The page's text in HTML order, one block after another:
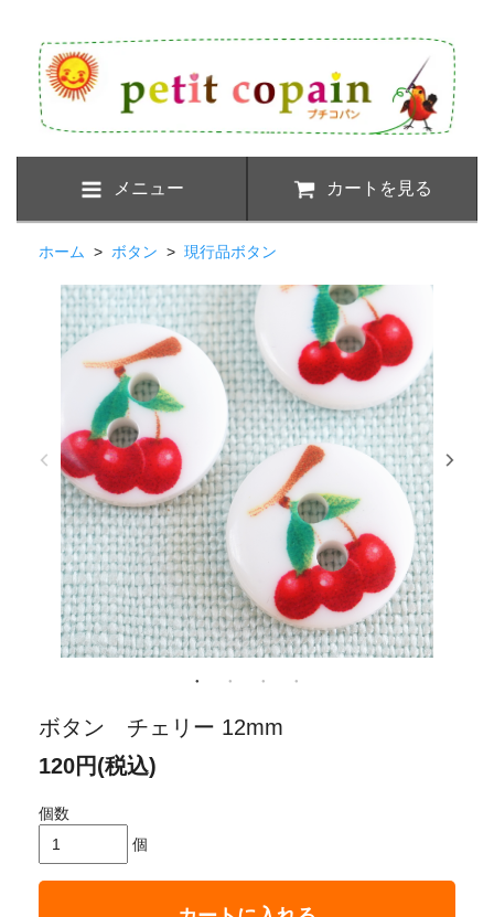
メニュー カートを見る
ホーム > ボタン > 現行品ボタン
ボタン チェリー 12mm
120円(税込)
個数
個